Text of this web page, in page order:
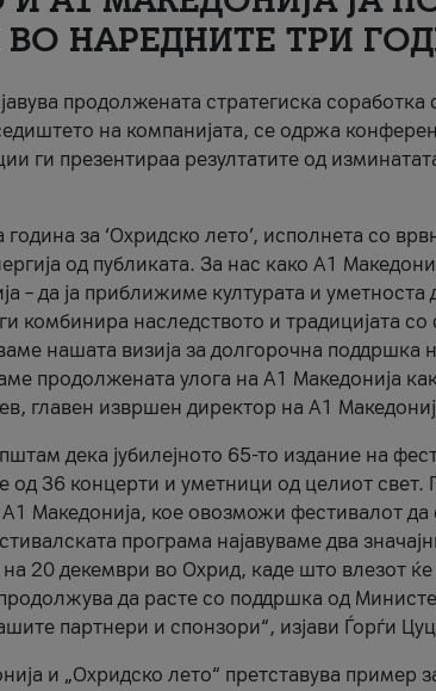
НАРЕДНИТЕ ТРИ
продолжената стратегиска
на компанијата, се одржа
ги презентираа резултатите од
за ‘Охридско лето’, исполнета со
од публиката. За нас како A1
– да ја приближиме културата и
комбинира наследството и традицијата
нашата визија за долгорочна поддршка
продолжената улога на A1 Македонија
главен извршен директор на A1
дека јубилејното 65-то издание на
од 36 концерти и уметници од целиот
Македонија, кое овозможи фестивалот
програма најавуваме два
20 декември во Охрид, каде што влезот
да расте со поддршка од
партнери и спонзори“, изјави Ѓорѓи
и „Охридско лето“ претставува пример